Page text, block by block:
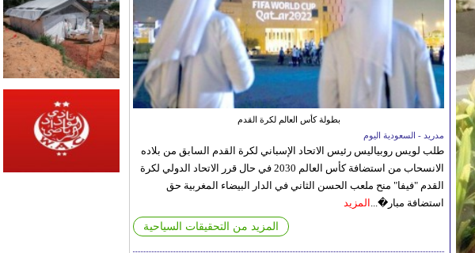
بطولة كأس العالم لكرة القدم
مدريد - السعودية اليوم
طلب لويس روبياليس رئيس الاتحاد الإسباني لكرة القدم السابق من بلاده
الانسحاب من استضافة كأس العالم 2030 في حال قرر الاتحاد الدولي لكرة
القدم "فيفا" منح ملعب الحسن الثاني في الدار البيضاء المغربية حق
استضافة مبار�... المزيد
المزيد من التحقيقات السياحية